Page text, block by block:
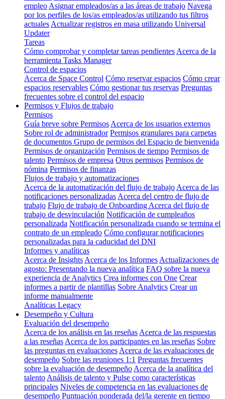
empleo Asignar empleados/as a las áreas de trabajo Navega
por los perfiles de los/as empleados/as utilizando tus filtros
actuales Actualizar registros en masa utilizando Universal
Updater
Tareas
Cómo comprobar y completar tareas pendientes Acerca de la
herramienta Tasks Manager
Control de espacios
Acerca de Space Control Cómo reservar espacios Cómo crear
espacios reservables Cómo gestionar tus reservas Preguntas
frecuentes sobre el control del espacio
Permisos y Flujos de trabajo
Permisos
Guía breve sobre Permisos Acerca de los usuarios externos
Sobre rol de administrador Permisos granulares para carpetas
de documentos Grupo de permisos del Espacio de bienvenida
Permisos de organización Permisos de tiempo Permisos de
talento Permisos de empresa Otros permisos Permisos de
nómina Permisos de finanzas
Flujos de trabajo y automatizaciones
Acerca de la automatización del flujo de trabajo Acerca de las
notificaciones personalizadas Acerca del centro de flujo de
trabajo Flujo de trabajo de Onboarding Acerca del flujo de
trabajo de desvinculación Notificación de cumpleaños
personalizada Notificación personalizada cuando se termina el
contrato de un empleado Cómo configurar notificaciones
personalizadas para la caducidad del DNI
Informes y analíticas
Acerca de Insights Acerca de los Informes Actualizaciones de
agosto: Presentando la nueva analítica FAQ sobre la nueva
experiencia de Analytics Crea informes con One Crear
informes a partir de plantillas Sobre Analytics Crear un
informe manualmente
Analíticas Legacy
Desempeño y Cultura
Evaluación del desempeño
Acerca de los análisis en las reseñas Acerca de las respuestas
a las reseñas Acerca de los participantes en las reseñas Sobre
las preguntas en evaluaciones Acerca de las evaluaciones de
desempeño Sobre las reuniones 1:1 Preguntas frecuentes
sobre la evaluación de desempeño Acerca de la analítica del
talento Análisis de talento y Pulse como características
principales Niveles de competencia en las evaluaciones de
desempeño Puntuación ponderada del/la gerente en tiempo